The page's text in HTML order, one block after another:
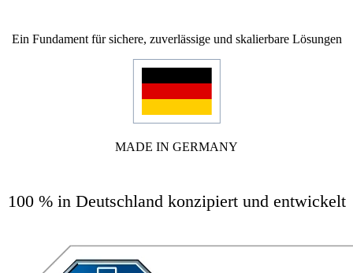
Ein Fundament für sichere, zuverlässige und skalierbare Lösungen
MADE IN GERMANY
100 % in Deutschland konzipiert und entwickelt